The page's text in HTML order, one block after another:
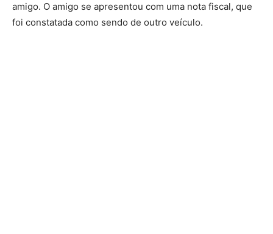
amigo. O amigo se apresentou com uma nota fiscal, que
foi constatada como sendo de outro veículo.